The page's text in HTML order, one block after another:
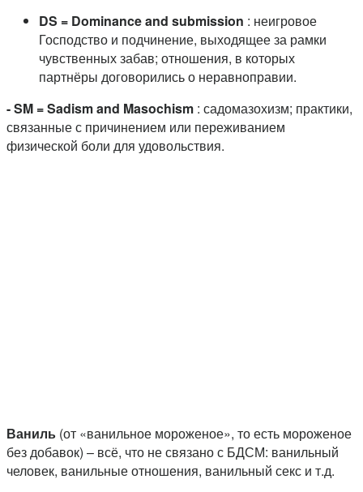
DS = Dominance and submission : неигровое
Господство и подчинение, выходящее за рамки
чувственных забав; отношения, в которых
партнёры договорились о неравноправии.
- SM = Sadism and Masochism : садомазохизм; практики,
связанные с причинением или переживанием
физической боли для удовольствия.
Ваниль (от «ванильное мороженое», то есть мороженое
без добавок) – всё, что не связано с БДСМ: ванильный
человек, ванильные отношения, ванильный секс и т.д.